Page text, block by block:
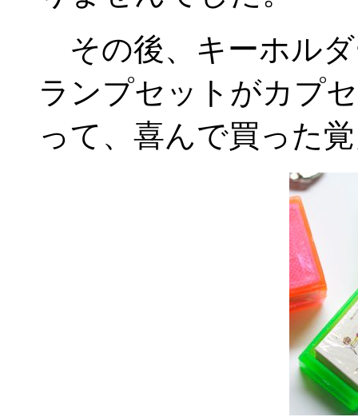
その後、キーホル
ランプセットがカプ
って、喜んで買った